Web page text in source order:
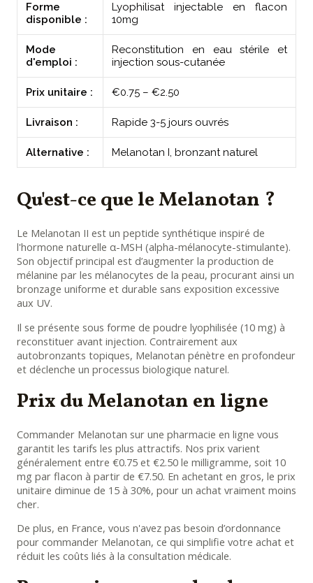
Forme
disponible :
Lyophilisat injectable en flacon
10mg
Mode
d'emploi :
Reconstitution en eau stérile et
injection sous-cutanée
Prix unitaire : €0.75 – €2.50
Livraison : Rapide 3-5 jours ouvrés
Alternative : Melanotan I, bronzant naturel
Qu'est-ce que le Melanotan ?
Le Melanotan II est un peptide synthétique inspiré de
l'hormone naturelle α-MSH (alpha-mélanocyte-stimulante).
Son objectif principal est d’augmenter la production de
mélanine par les mélanocytes de la peau, procurant ainsi un
bronzage uniforme et durable sans exposition excessive
aux UV.
Il se présente sous forme de poudre lyophilisée (10 mg) à
reconstituer avant injection. Contrairement aux
autobronzants topiques, Melanotan pénètre en profondeur
et déclenche un processus biologique naturel.
Prix du Melanotan en ligne
Commander Melanotan sur une pharmacie en ligne vous
garantit les tarifs les plus attractifs. Nos prix varient
généralement entre €0.75 et €2.50 le milligramme, soit 10
mg par flacon à partir de €7.50. En achetant en gros, le prix
unitaire diminue de 15 à 30%, pour un achat vraiment moins
cher.
De plus, en France, vous n'avez pas besoin d’ordonnance
pour commander Melanotan, ce qui simplifie votre achat et
réduit les coûts liés à la consultation médicale.